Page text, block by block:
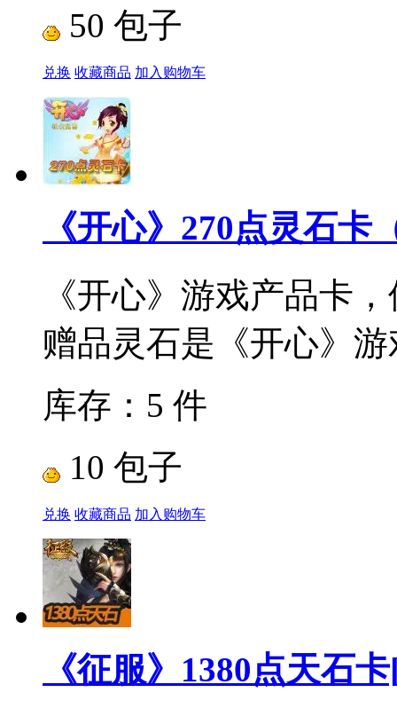
50 包子
兑换 收藏商品 加入购物车
《开心》270点灵石
《开心》游戏产品卡
赠品灵石是《开心》
库存：5 件
10 包子
兑换 收藏商品 加入购物车
《征服》1380点天石